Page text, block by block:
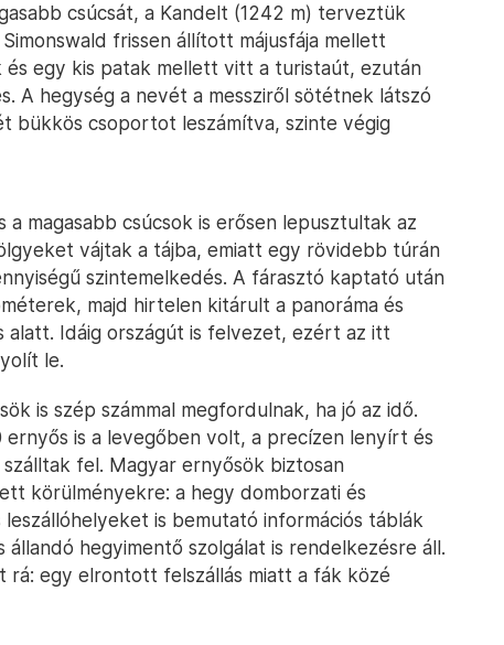
csúcsát, a Kandelt (1242 m) terveztük
frissen állított májusfája mellett
egy kis patak mellett vitt a turistaút, ezután
A hegység a nevét a messziről sötétnek látszó
bükkös csoportot leszámítva, szinte végig
magasabb csúcsok is erősen lepusztultak az
vájtak a tájba, emiatt egy rövidebb túrán
szintemelkedés. A fárasztó kaptató után
majd hirtelen kitárult a panoráma és
alatt. Idáig országút is felvezet, ezért az itt
le.
is szép számmal megfordulnak, ha jó az idő.
is a levegőben volt, a precízen lenyírt és
fel. Magyar ernyősök biztosan
körülményekre: a hegy domborzati és
leszállóhelyeket is bemutató információs táblák
hegyimentő szolgálat is rendelkezésre áll.
rá: egy elrontott felszállás miatt a fák közé